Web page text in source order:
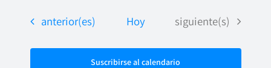
vistas
vistas
fecha.
Eventos
anterior(es) Hoy Eventos
siguiente(s)
Suscribirse al calendario